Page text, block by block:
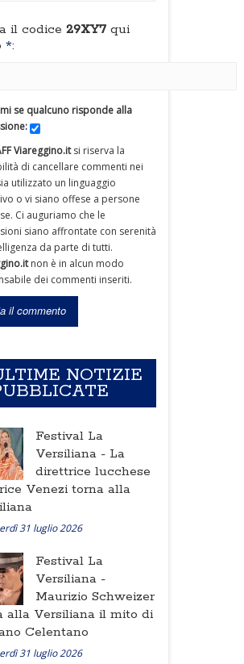
il codice 29XY7 qui
*:
se qualcuno risponde alla
Viareggino.itsi riserva la
di cancellare commenti nei
utilizzato un linguaggio
o vi siano offese a persone
Ci auguriamo che le
siano affrontate con serenità
da parte di tutti.
non è in alcun modo
dei commenti inseriti.
NOTIZIE
Festival La
Versiliana - La
direttrice lucchese
Venezi torna alla
31 luglio 2026
Festival La
Versiliana -
Maurizio Schweizer
alla Versiliana il mito di
Celentano
31 luglio 2026